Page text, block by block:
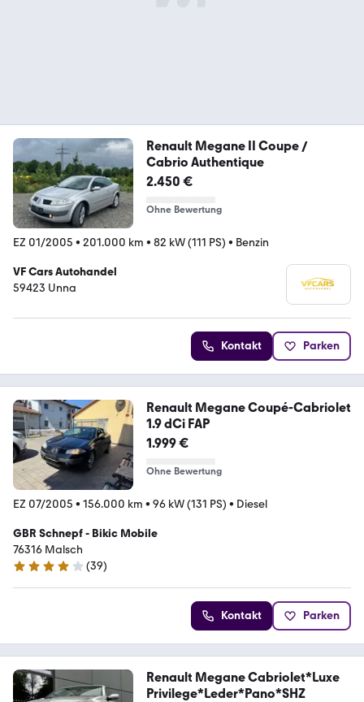
Renault Megane II Coupe /
Cabrio Authentique
2.450 €
Ohne Bewertung
EZ 01/2005 • 201.000 km • 82 kW (111 PS) • Benzin
VF Cars Autohandel
59423 Unna
Kontakt Parken
Renault Megane Coupé-Cabriolet
1.9 dCi FAP
1.999 €
Ohne Bewertung
EZ 07/2005 • 156.000 km • 96 kW (131 PS) • Diesel
GBR Schnepf - Bikic Mobile
76316 Malsch
4.2 Sterne
(39)
Kontakt Parken
Renault Megane Cabriolet*Luxe
Privilege*Leder*Pano*SHZ